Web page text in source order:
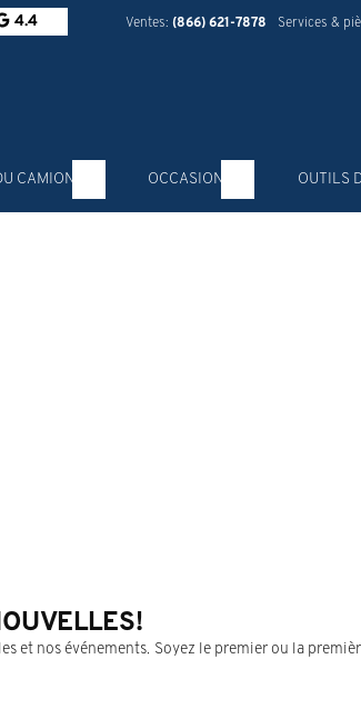
4.4 Ventes: (866) 621-7878 Services &
CAMION OCCASION OUTILS
et nos événements. Soyez le premier ou la